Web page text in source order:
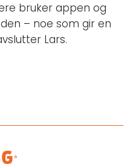
bruker appen og
– noe som gir en
Lars.